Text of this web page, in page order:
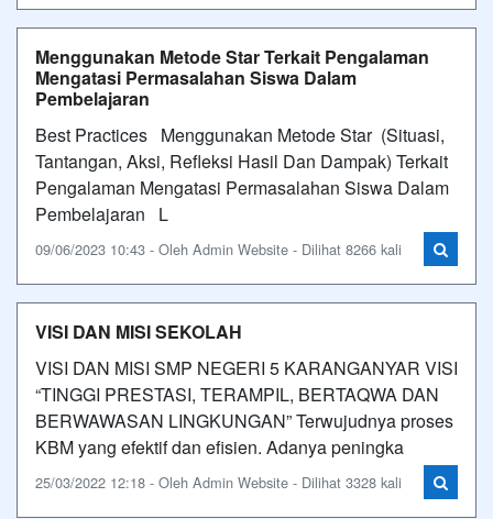
Menggunakan Metode Star Terkait Pengalaman
Mengatasi Permasalahan Siswa Dalam
Pembelajaran
Best Practices Menggunakan Metode Star (Situasi,
Tantangan, Aksi, Refleksi Hasil Dan Dampak) Terkait
Pengalaman Mengatasi Permasalahan Siswa Dalam
Pembelajaran L
09/06/2023 10:43 - Oleh Admin Website - Dilihat 8266 kali
VISI DAN MISI SEKOLAH
VISI DAN MISI SMP NEGERI 5 KARANGANYAR VISI
“TINGGI PRESTASI, TERAMPIL, BERTAQWA DAN
BERWAWASAN LINGKUNGAN” Terwujudnya proses
KBM yang efektif dan efisien. Adanya peningka
25/03/2022 12:18 - Oleh Admin Website - Dilihat 3328 kali